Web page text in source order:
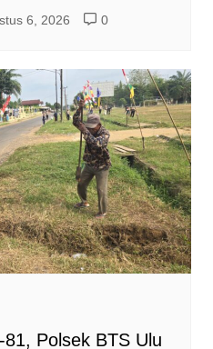
6, 2026 0
Polsek BTS Ulu